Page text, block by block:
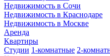
Недвижимость в Сочи
Недвижимость в Краснодаре
Недвижимость в Москве
Аренда
Квартиры
Студии 1-комнатные 2-